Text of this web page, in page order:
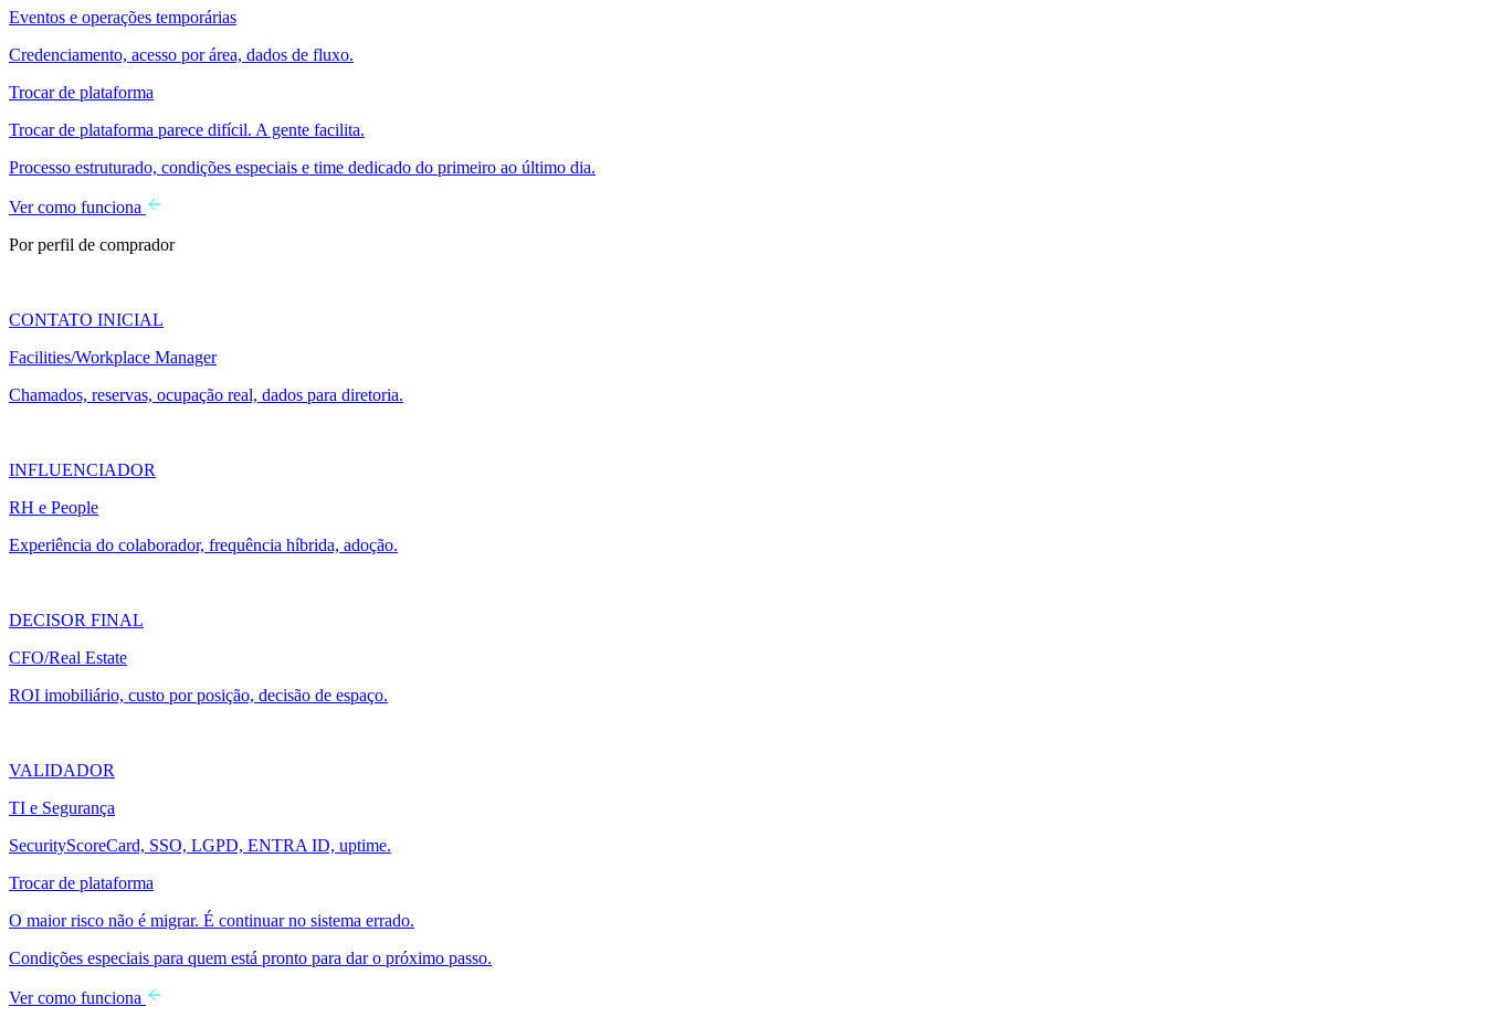
Eventos e operações temporárias
Credenciamento, acesso por área, dados de fluxo.
Trocar de plataforma
Trocar de plataforma parece difícil. A gente facilita.
Processo estruturado, condições especiais e time dedicado do primeiro ao último dia.
Ver como funciona
Por perfil de comprador
CONTATO INICIAL
Facilities/Workplace Manager
Chamados, reservas, ocupação real, dados para diretoria.
INFLUENCIADOR
RH e People
Experiência do colaborador, frequência híbrida, adoção.
DECISOR FINAL
CFO/Real Estate
ROI imobiliário, custo por posição, decisão de espaço.
VALIDADOR
TI e Segurança
SecurityScoreCard, SSO, LGPD, ENTRA ID, uptime.
Trocar de plataforma
O maior risco não é migrar. É continuar no sistema errado.
Condições especiais para quem está pronto para dar o próximo passo.
Ver como funciona